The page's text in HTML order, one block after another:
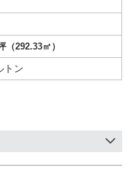
（292.33㎡）
トン